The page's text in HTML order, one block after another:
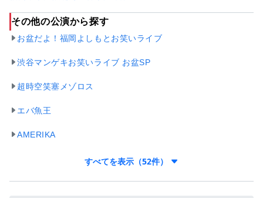
その他の公演から探す
お盆だよ！福岡よしもとお笑いライブ
渋谷マンゲキお笑いライブ お盆SP
超時空笑塞メゾロス
エバ魚王
AMERIKA
すべてを表示（52件）